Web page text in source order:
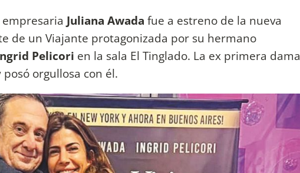
Juliana Awada fue a estreno de la nueva
de un Viajante protagonizada por su hermano
Pelicori en la sala El Tinglado. La ex primera dama
orgullosa con él.